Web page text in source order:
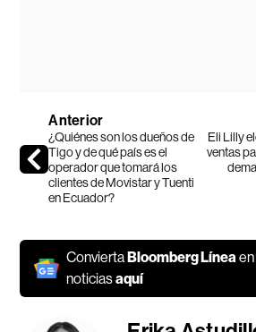
Anterior
¿Quiénes son los dueños de
Tigo y de qué país es el
operador que tomará los
clientes de Movistar y Tuenti
en Ecuador?
Eli Lilly
ventas
ConviertaBloomberg Línea
noticiasaquí